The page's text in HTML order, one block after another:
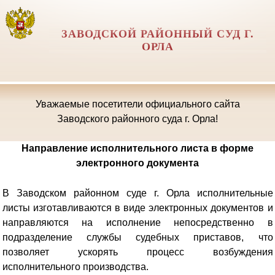
ЗАВОДСКОЙ РАЙОННЫЙ СУД Г.
ОРЛА
Уважаемые посетители официального сайта
Заводского районного суда г. Орла!
Направление исполнительного листа в форме
электронного документа
В Заводском районном суде г. Орла исполнительные
листы изготавливаются в виде электронных документов и
направляются на исполнение непосредственно в
подразделение службы судебных приставов, что
позволяет ускорять процесс возбуждения
исполнительного производства.